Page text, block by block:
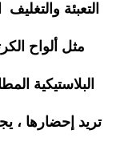
التعبئة
مثل ألواح
البلاستيكية
تريد إحضارها ،